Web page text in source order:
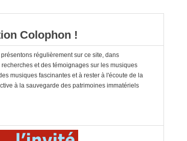
Colophon !
régulièrement sur ce site, dans
et des témoignages sur les musiques
musiques fascinantes et à rester à l'écoute de la
à la sauvegarde des patrimoines immatériels